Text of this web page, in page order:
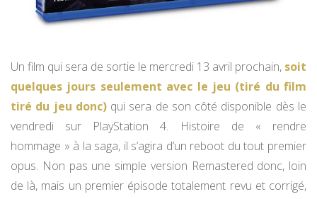
Un film qui sera de sortie le mercredi 13 avril prochain, soit
quelques jours seulement avec le jeu (tiré du film
tiré du jeu donc)qui sera de son côté disponible dès le
vendredi sur PlayStation 4. Histoire de « rendre
hommage » à la saga, il s’agira d’un reboot du tout premier
opus. Non pas une simple version Remastered donc, loin
de là, mais un premier épisode totalement revu et corrigé,